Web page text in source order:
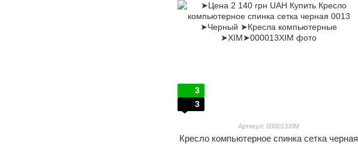
3
3
Артикул: 000013XIM
Кресло компьютерное спинка сетка черная